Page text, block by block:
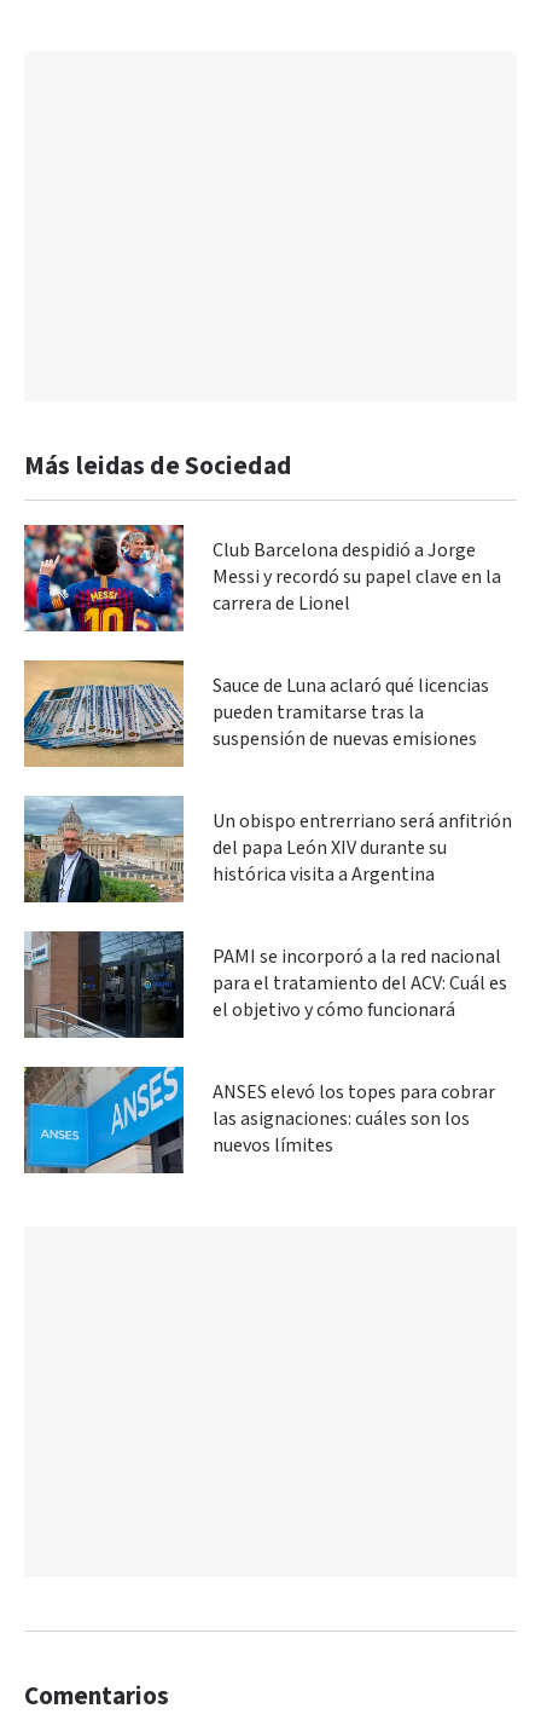
Más leidas de Sociedad
Club Barcelona despidió a Jorge
Messi y recordó su papel clave en la
carrera de Lionel
Sauce de Luna aclaró qué licencias
pueden tramitarse tras la
suspensión de nuevas emisiones
Un obispo entrerriano será anfitrión
del papa León XIV durante su
histórica visita a Argentina
PAMI se incorporó a la red nacional
para el tratamiento del ACV: Cuál es
el objetivo y cómo funcionará
ANSES elevó los topes para cobrar
las asignaciones: cuáles son los
nuevos límites
Comentarios